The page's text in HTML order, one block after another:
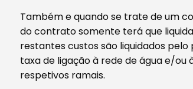
Também e quando se trate de um
do contrato somente terá que
restantes custos são liquidados
taxa de ligação à rede de água e/ou
respetivos ramais.